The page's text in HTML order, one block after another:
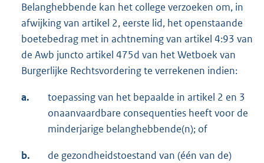
Belanghebbende kan het college verzoeken om, in
afwijking van artikel 2, eerste lid, het openstaande
boetebedrag met in achtneming van artikel 4:93 van
de Awb juncto artikel 475d van het Wetboek van
Burgerlijke Rechtsvordering te verrekenen indien:
a.
toepassing van het bepaalde in artikel 2 en 3
onaanvaardbare consequenties heeft voor de
minderjarige belanghebbende(n); of
b.
de gezondheidstoestand van (één van de)